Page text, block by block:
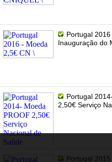
Portugal
Inauguração do
Portugal
2,50€ Serviço
Portugal